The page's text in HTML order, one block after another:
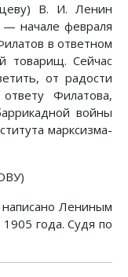
В. И. Ленин
— начале февраля
в ответном
товарищ. Сейчас
от радости
Филатова,
войны
марксизма-
Лениным
года. Судя по